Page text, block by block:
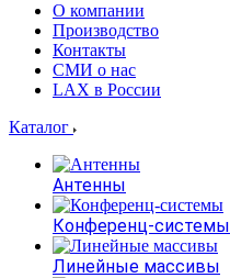
О компании
Производство
Контакты
СМИ о нас
LAX в России
Каталог
Антенны
Конференц-системы
Линейные массивы